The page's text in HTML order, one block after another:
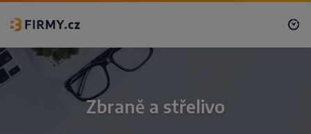
Zbraně a střelivo